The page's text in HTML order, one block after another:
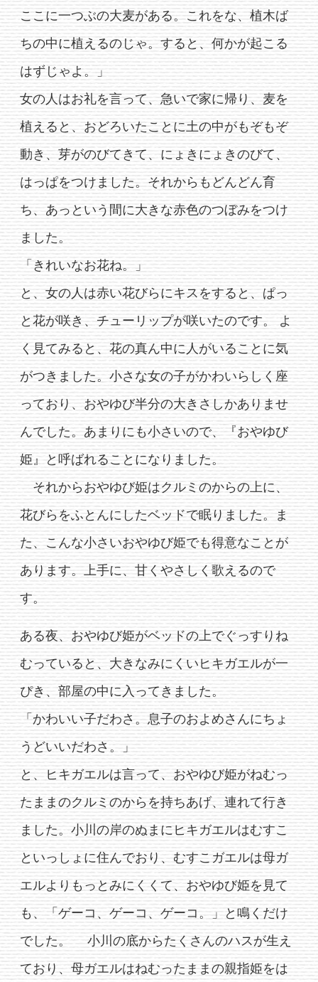
ここに一つぶの大麦がある。これをな、植木ば
ちの中に植えるのじゃ。すると、何かが起こる
はずじゃよ。」
女の人はお礼を言って、急いで家に帰り、麦を
植えると、おどろいたことに土の中がもぞもぞ
動き、芽がのびてきて、にょきにょきのびて、
はっぱをつけました。それからもどんどん育
ち、あっという間に大きな赤色のつぼみをつけ
ました。
「きれいなお花ね。」
と、女の人は赤い花びらにキスをすると、ぱっ
と花が咲き、チューリップが咲いたのです。 よ
く見てみると、花の真ん中に人がいることに気
がつきました。小さな女の子がかわいらしく座
っており、おやゆび半分の大きさしかありませ
んでした。あまりにも小さいので、『おやゆび
姫』と呼ばれることになりました。
それからおやゆび姫はクルミのからの上に、
花びらをふとんにしたベッドで眠りました。ま
た、こんな小さいおやゆび姫でも得意なことが
あります。上手に、甘くやさしく歌えるので
す。
ある夜、おやゆび姫がベッドの上でぐっすりね
むっていると、大きなみにくいヒキガエルが一
ぴき、部屋の中に入ってきました。
「かわいい子だわさ。息子のおよめさんにちょ
うどいいだわさ。」
と、ヒキガエルは言って、おやゆび姫がねむっ
たままのクルミのからを持ちあげ、連れて行き
ました。小川の岸のぬまにヒキガエルはむすこ
といっしょに住んでおり、むすこガエルは母ガ
エルよりもっとみにくくて、おやゆび姫を見て
も、「ゲーコ、ゲーコ、ゲーコ。」と鳴くだけ
でした。 小川の底からたくさんのハスが生え
ており、母ガエルはねむったままの親指姫をは